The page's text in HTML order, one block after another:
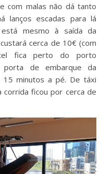
com malas não dá tanto
lanços escadas para lá
mesmo à saída da
cerca de 10€ (com
fica perto do porto
de embarque da
15 minutos a pé. De táxi
ficou por cerca de